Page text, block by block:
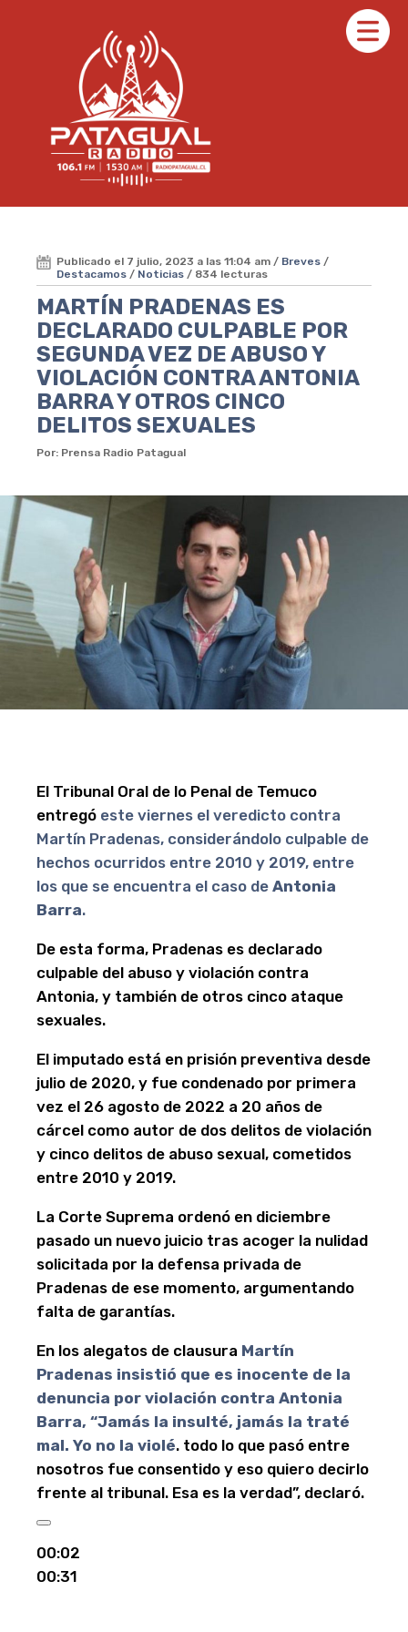
Publicado el 7 julio, 2023 a las 11:04 am / Breves /
Destacamos / Noticias / 834 lecturas
MARTÍN PRADENAS ES
DECLARADO CULPABLE POR
SEGUNDA VEZ DE ABUSO Y
VIOLACIÓN CONTRA ANTONIA
BARRA Y OTROS CINCO
DELITOS SEXUALES
Por: Prensa Radio Patagual
El Tribunal Oral de lo Penal de Temuco
entregó este viernes el veredicto contra
Martín Pradenas, considerándolo culpable de
hechos ocurridos entre 2010 y 2019, entre
los que se encuentra el caso de Antonia
Barra.
De esta forma, Pradenas es declarado
culpable del abuso y violación contra
Antonia, y también de otros cinco ataque
sexuales.
El imputado está en prisión preventiva desde
julio de 2020, y fue condenado por primera
vez el 26 agosto de 2022 a 20 años de
cárcel como autor de dos delitos de violación
y cinco delitos de abuso sexual, cometidos
entre 2010 y 2019.
La Corte Suprema ordenó en diciembre
pasado un nuevo juicio tras acoger la nulidad
solicitada por la defensa privada de
Pradenas de ese momento, argumentando
falta de garantías.
En los alegatos de clausura Martín
Pradenas insistió que es inocente de la
denuncia por violación contra Antonia
Barra, “Jamás la insulté, jamás la traté
mal. Yo no la violé. todo lo que pasó entre
nosotros fue consentido y eso quiero decirlo
frente al tribunal. Esa es la verdad”, declaró.
00:02
00:31